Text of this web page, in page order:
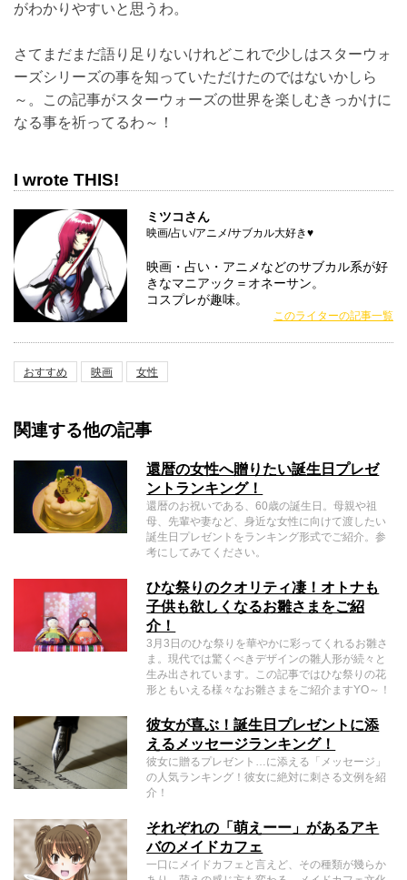
がわかりやすいと思うわ。
さてまだまだ語り足りないけれどこれで少しはスターウォ
ーズシリーズの事を知っていただけたのではないかしら
～。この記事がスターウォーズの世界を楽しむきっかけに
なる事を祈ってるわ～！
I wrote THIS!
ミツコさん
映画/占い/アニメ/サブカル大好き♥
映画・占い・アニメなどのサブカル系が好
きなマニアック＝オネーサン。
コスプレが趣味。
このライターの記事一覧
おすすめ 映画 女性
関連する他の記事
還暦の女性へ贈りたい誕生日プレゼ
ントランキング！
還暦のお祝いである、60歳の誕生日。母親や祖
母、先輩や妻など、身近な女性に向けて渡したい
誕生日プレゼントをランキング形式でご紹介。参
考にしてみてください。
ひな祭りのクオリティ凄！オトナも
子供も欲しくなるお雛さまをご紹
介！
3月3日のひな祭りを華やかに彩ってくれるお雛さ
ま。現代では驚くべきデザインの雛人形が続々と
生み出されています。この記事ではひな祭りの花
形ともいえる様々なお雛さまをご紹介ますYO～！
彼女が喜ぶ！誕生日プレゼントに添
えるメッセージランキング！
彼女に贈るプレゼント…に添える「メッセージ」
の人気ランキング！彼女に絶対に刺さる文例を紹
介！
それぞれの「萌えーー」があるアキ
バのメイドカフェ
一口にメイドカフェと言えど、その種類が幾らか